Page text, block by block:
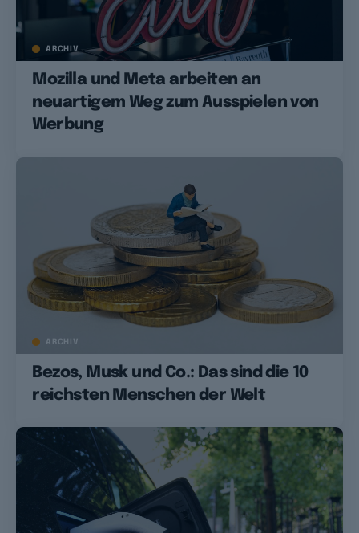
ARCHIV
Mozilla und Meta arbeiten an
neuartigem Weg zum Ausspielen von
Werbung
ARCHIV
Bezos, Musk und Co.: Das sind die 10
reichsten Menschen der Welt